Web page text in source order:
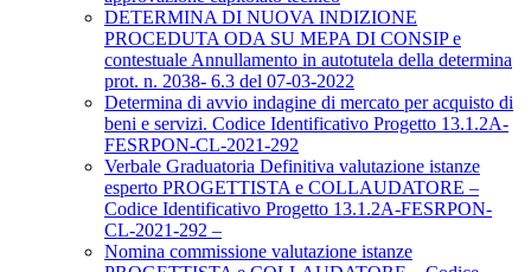
DETERMINA DI NUOVA INDIZIONE
PROCEDUTA ODA SU MEPA DI CONSIP e
contestuale Annullamento in autotutela della determina
prot. n. 2038- 6.3 del 07-03-2022
Determina di avvio indagine di mercato per acquisto di
beni e servizi. Codice Identificativo Progetto 13.1.2A-
FESRPON-CL-2021-292
Verbale Graduatoria Definitiva valutazione istanze
esperto PROGETTISTA e COLLAUDATORE –
Codice Identificativo Progetto 13.1.2A-FESRPON-
CL-2021-292 –
Nomina commissione valutazione istanze